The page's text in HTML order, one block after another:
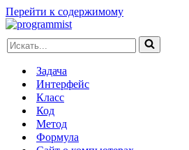
Перейти к содержимому
Искать...
Задача
Интерфейс
Класс
Код
Метод
Формула